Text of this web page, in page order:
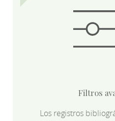
Filtros
Los registros